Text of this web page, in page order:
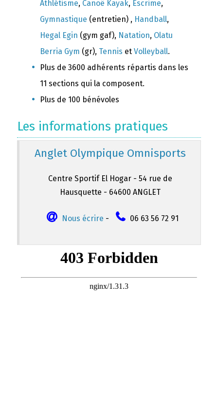
Athlétisme, Canoë Kayak, Escrime,
Gymnastique (entretien) , Handball,
Hegal Egin (gym gaf), Natation, Olatu
Berria Gym (gr), Tennis et Volleyball.
Plus de 3600 adhérents répartis dans les
11 sections qui la composent.
Plus de 100 bénévoles
Les informations pratiques
Anglet Olympique Omnisports
Centre Sportif El Hogar - 54 rue de
Hausquette - 64600 ANGLET
Nous écrire - 06 63 56 72 91